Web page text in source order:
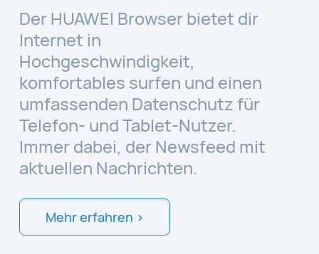
Der HUAWEI Browser bietet dir
Internet in
Hochgeschwindigkeit,
komfortables surfen und einen
umfassenden Datenschutz für
Telefon- und Tablet-Nutzer.
Immer dabei, der Newsfeed mit
aktuellen Nachrichten.
Mehr erfahren >